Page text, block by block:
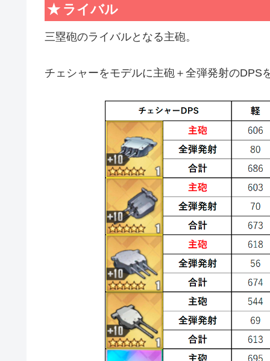
ライバル
三塁砲のライバルとなる主砲。
チェシャーをモデルに主砲＋全弾発射のDPS